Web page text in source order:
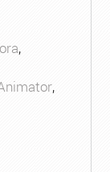
,
,